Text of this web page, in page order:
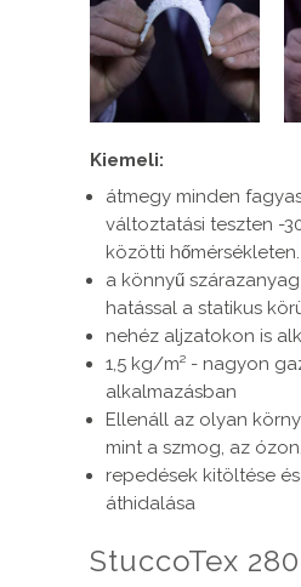
Kiemeli:
átmegy minden
változtatási teszten -
közötti hőmérsékleten.
a könnyű
hatással a statikus
nehéz aljzatokon is
1,5 kg/m² - nagyon
alkalmazásban
Ellenáll az olyan
mint a szmog, az
repedések kitöltése
áthidalása
StuccoTex 280